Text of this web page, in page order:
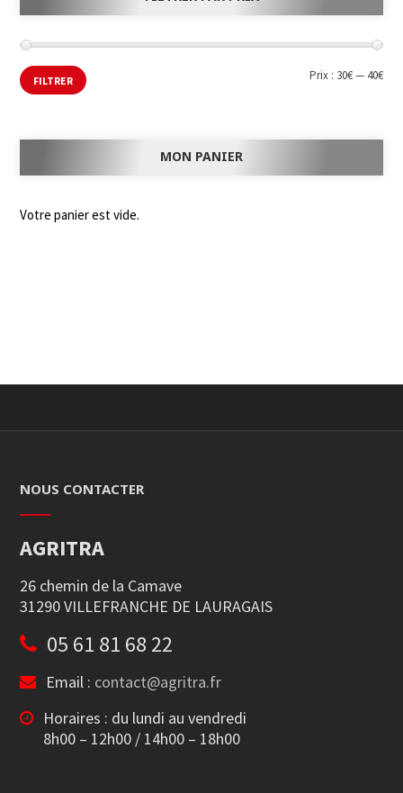
FILTRER Prix : 30€— 40€
MON PANIER
Votre panier est vide.
NOUS CONTACTER
AGRITRA
26 chemin de la Camave
31290 VILLEFRANCHE DE LAURAGAIS
05 61 81 68 22
Email : contact@agritra.fr
Horaires : du lundi au vendredi
8h00 – 12h00 / 14h00 – 18h00